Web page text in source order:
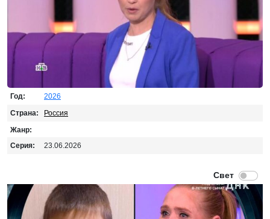
Год:
2026
Страна:
Россия
Жанр:
Серия:
23.06.2026